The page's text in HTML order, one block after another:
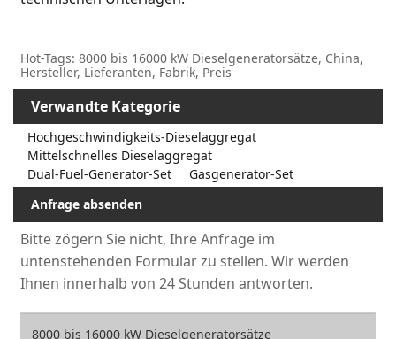
Hot-Tags: 8000 bis 16000 kW Dieselgeneratorsätze, China,
Hersteller, Lieferanten, Fabrik, Preis
Verwandte Kategorie
Hochgeschwindigkeits-Dieselaggregat
Mittelschnelles Dieselaggregat
Dual-Fuel-Generator-Set
Gasgenerator-Set
Anfrage absenden
Bitte zögern Sie nicht, Ihre Anfrage im
untenstehenden Formular zu stellen. Wir werden
Ihnen innerhalb von 24 Stunden antworten.